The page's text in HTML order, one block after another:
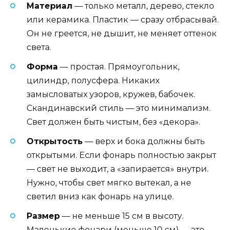
Материал — только металл, дерево, стекло
или керамика. Пластик — сразу отбрасывай.
Он не греется, не дышит, не меняет оттенок
света.
Форма — простая. Прямоугольник,
цилиндр, полусфера. Никаких
замысловатых узоров, кружев, бабочек.
Скандинавский стиль — это минимализм.
Свет должен быть чистым, без «декора».
Открытость — верх и бока должны быть
открытыми. Если фонарь полностью закрыт
— свет не выходит, а «запирается» внутри.
Нужно, чтобы свет мягко вытекал, а не
светил вниз как фонарь на улице.
Размер — не меньше 15 см в высоту.